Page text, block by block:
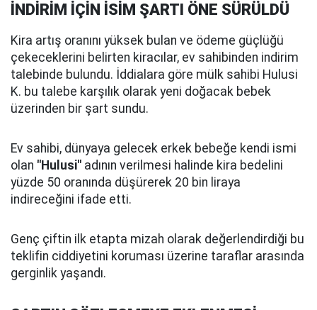
İNDİRİM İÇİN İSİM ŞARTI ÖNE SÜRÜLDÜ
Kira artış oranını yüksek bulan ve ödeme güçlüğü
çekeceklerini belirten kiracılar, ev sahibinden indirim
talebinde bulundu. İddialara göre mülk sahibi Hulusi
K. bu talebe karşılık olarak yeni doğacak bebek
üzerinden bir şart sundu.
Ev sahibi, dünyaya gelecek erkek bebeğe kendi ismi
olan "Hulusi" adının verilmesi halinde kira bedelini
yüzde 50 oranında düşürerek 20 bin liraya
indireceğini ifade etti.
Genç çiftin ilk etapta mizah olarak değerlendirdiği bu
teklifin ciddiyetini koruması üzerine taraflar arasında
gerginlik yaşandı.